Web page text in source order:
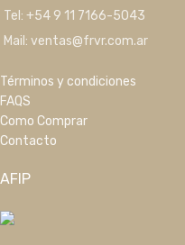
Tel: +54 9 11 7166-5043
Mail: ventas@frvr.com.ar
Términos y condiciones
FAQS
Como Comprar
Contacto
AFIP